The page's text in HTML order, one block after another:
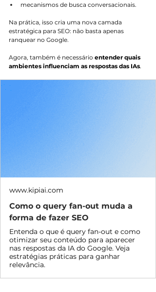
mecanismos de busca conversacionais.
Na prática, isso cria uma nova camada
estratégica para SEO: não basta apenas
ranquear no Google.
Agora, também é necessário entender quais
ambientes influenciam as respostas das IAs.
www.kipiai.com
Como o query fan-out muda a
forma de fazer SEO
Entenda o que é query fan-out e como
otimizar seu conteúdo para aparecer
nas respostas da IA do Google. Veja
estratégias práticas para ganhar
relevância.